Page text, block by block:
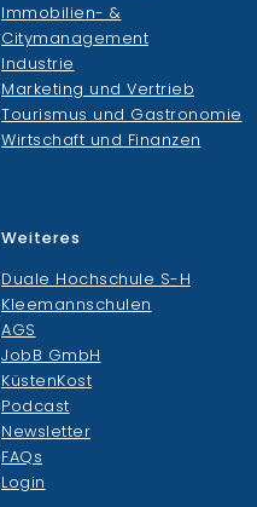
Immobilien- &
Citymanagement
Industrie
Marketing und Vertrieb
Tourismus und Gastronomie
Wirtschaft und Finanzen
Weiteres
Duale Hochschule S-H
Kleemannschulen
AGS
JobB GmbH
KüstenKost
Podcast
Newsletter
FAQs
Login